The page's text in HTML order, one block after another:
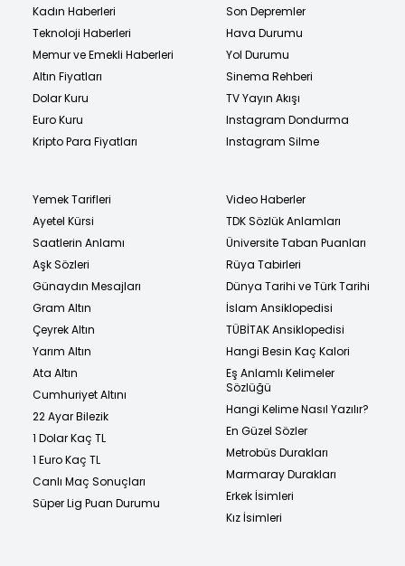
Kadın Haberleri
Teknoloji Haberleri
Memur ve Emekli Haberleri
Altın Fiyatları
Dolar Kuru
Euro Kuru
Kripto Para Fiyatları
Son Depremler
Hava Durumu
Yol Durumu
Sinema Rehberi
TV Yayın Akışı
Instagram Dondurma
Instagram Silme
Yemek Tarifleri
Ayetel Kürsi
Saatlerin Anlamı
Aşk Sözleri
Günaydın Mesajları
Gram Altın
Çeyrek Altın
Yarım Altın
Ata Altın
Cumhuriyet Altını
22 Ayar Bilezik
1 Dolar Kaç TL
1 Euro Kaç TL
Canlı Maç Sonuçları
Süper Lig Puan Durumu
Video Haberler
TDK Sözlük Anlamları
Üniversite Taban Puanları
Rüya Tabirleri
Dünya Tarihi ve Türk Tarihi
İslam Ansiklopedisi
TÜBİTAK Ansiklopedisi
Hangi Besin Kaç Kalori
Eş Anlamlı Kelimeler
Sözlüğü
Hangi Kelime Nasıl Yazılır?
En Güzel Sözler
Metrobüs Durakları
Marmaray Durakları
Erkek İsimleri
Kız İsimleri